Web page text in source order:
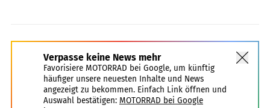
Verpasse keine News mehr
Favorisiere MOTORRAD bei Google, um künftig
häufiger unsere neuesten Inhalte und News
angezeigt zu bekommen. Einfach Link öffnen und
Auswahl bestätigen: MOTORRAD bei Google